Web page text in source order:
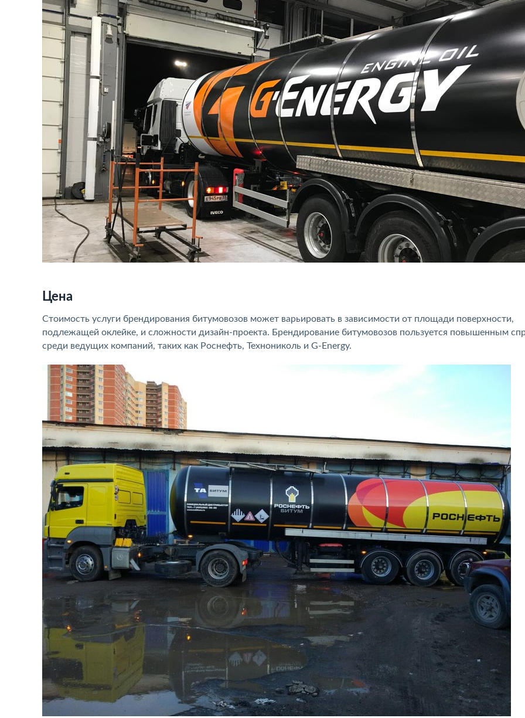
Цена
Стоимость услуги брендирования битумовозов может варьировать в зависимости от площади поверхности,
подлежащей оклейке, и сложности дизайн-проекта. Брендирование битумовозов пользуется повышенным
среди ведущих компаний, таких как Роснефть, Технониколь и G-Energy.